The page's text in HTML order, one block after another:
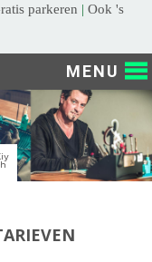
parkeren | Ook 's